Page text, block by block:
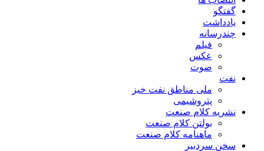
گفتگو
یادداشت
چندرسانه
فیلم
عکس
صوت
نفت
ملی مناطق نفت خیز
پتروشیمی
نشریه کلام صنعت
بولتن کلام صنعت
ماهنامه کلام صنعت
سخن سردبیر